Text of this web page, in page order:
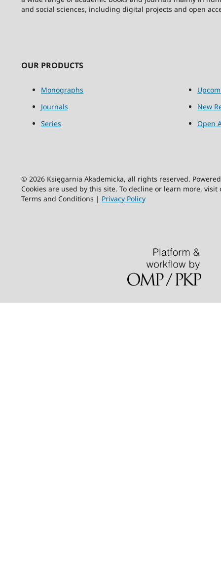
and social sciences, including digital projects and open
OUR PRODUCTS
Monographs
Journals
Series
New
Open
© 2026 Księgarnia Akademicka, all rights reserved.
Cookies are used by this site. To decline or learn more,
Terms and Conditions | Privacy Policy